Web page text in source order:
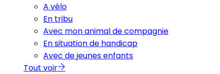
A vélo
En tribu
Avec mon animal de compagnie
En situation de handicap
Avec de jeunes enfants
Tout voir